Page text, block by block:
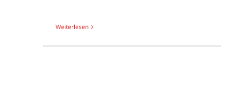
Weiterlesen